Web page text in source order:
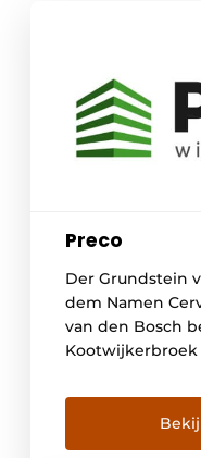
Preco
Der Grundstein
dem Namen
van den Bosch
kleinem
eigenen
den